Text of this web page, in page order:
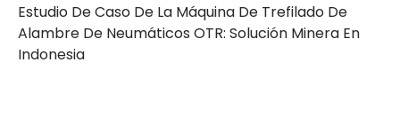
Estudio De Caso De La Máquina De Trefilado De
Alambre De Neumáticos OTR: Solución Minera En
Indonesia